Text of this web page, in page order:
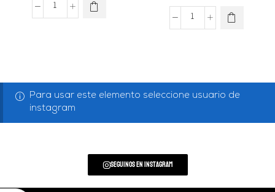
Para usar este elemento seleccione usuario de
instagram
Seguinos en Instagram